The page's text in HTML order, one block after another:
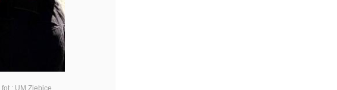
fot.: UM Ziębice